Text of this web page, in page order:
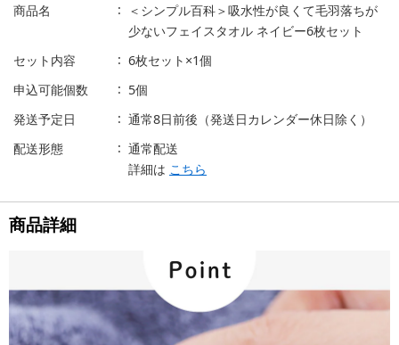
商品名
＜シンプル百科＞吸水性が良くて毛羽落ちが
少ないフェイスタオル ネイビー6枚セット
セット内容
6枚セット×1個
申込可能個数
5個
発送予定日
通常8日前後（発送日カレンダー休日除く）
配送形態
通常配送
詳細は こちら
商品詳細